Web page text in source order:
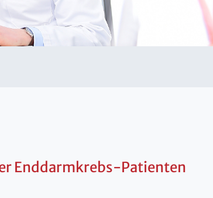
Enddarmkrebs-Patienten